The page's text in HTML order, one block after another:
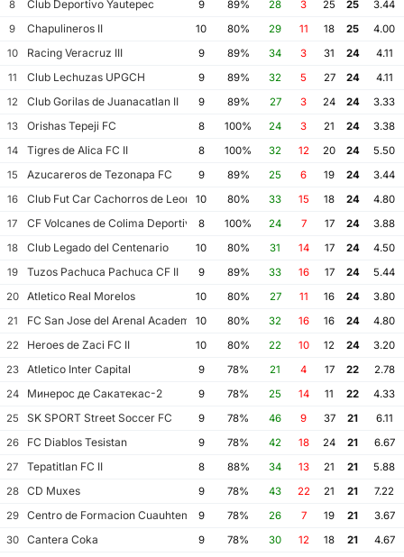
8 Club Deportivo Yautepec 9 89% 28 3 25 25
3.44
9
Chapulineros II 10 80% 29 11 18 25
4.00
10
Racing Veracruz III 9 89% 34 3 31 24
4.11
11
Club Lechuzas UPGCH 9 89% 32 5 27 24
4.11
12
Club Gorilas de Juanacatlan II 9 89% 27 3 24 24
3.33
13
Orishas Tepeji FC 8 100% 24 3 21 24
3.38
14
Tigres de Alica FC II 8 100% 32 12 20 24
5.50
15
Azucareros de Tezonapa FC 9 89% 25 6 19 24
3.44
16
Club Fut Car Cachorros de Leon 10 80% 33 15 18 24
4.80
17
CF Volcanes de Colima Deportivo Tala
8 100% 24 7 17 24
3.88
18
Club Legado del Centenario 10 80% 31 14 17 24
4.50
19
Tuzos Pachuca Pachuca CF II 9 89% 33 16 17 24
5.44
20
Atletico Real Morelos 10 80% 27 11 16 24
3.80
21
FC San Jose del Arenal Academia America Leyendas
10 80% 32 16 16 24
4.80
22
Heroes de Zaci FC II 10 80% 22 10 12 24
3.20
23
Atletico Inter Capital 9 78% 21 4 17 22
2.78
24
Минерос де Сакатекас-2 9 78% 25 14 11 22
4.33
25
SK SPORT Street Soccer FC 9 78% 46 9 37 21
6.11
26
FC Diablos Tesistan 9 78% 42 18 24 21
6.67
27
Tepatitlan FC II 8 88% 34 13 21 21
5.88
28
CD Muxes 9 78% 43 22 21 21
7.22
29
Centro de Formacion Cuauhtemoc Blanco
9 78% 26 7 19 21
3.67
30
Cantera Coka 9 78% 30 12 18 21
4.67